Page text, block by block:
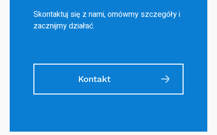
Skontaktuj się z nami, omówmy szczegóły i
zacznijmy działać.
Kontakt